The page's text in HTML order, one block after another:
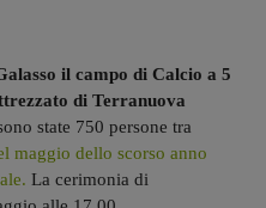
il campo di Calcio a 5
di Terranuova
state 750 persone tra
maggio dello scorso anno
La cerimonia di